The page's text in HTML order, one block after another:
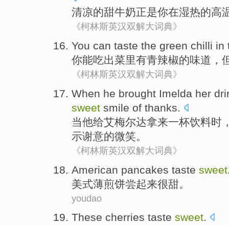
清凉的甜牛奶正是你在湿热的高
《柯林斯英汉双解大词典》
You can taste the green chilli in
你能吃出菜里有青辣椒的味道，
《柯林斯英汉双解大词典》
When he brought Imelda her
sweet smile of thanks.
当他给艾梅尔达拿来一杯饮料时
示谢意的微笑。
《柯林斯英汉双解大词典》
American pancakes taste sweet
美式薄煎饼尝起来很甜 。
youdao
These cherries taste sweet.